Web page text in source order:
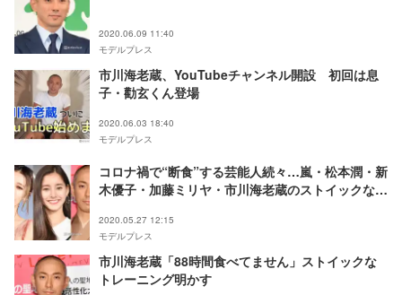
2020.06.09 11:40
モデルプレス
市川海老蔵、YouTubeチャンネル開設 初回は息
子・勸玄くん登場
2020.06.03 18:40
モデルプレス
コロナ禍で“断食”する芸能人続々…嵐・松本潤・新
木優子・加藤ミリヤ・市川海老蔵のストイックな姿
2020.05.27 12:15
モデルプレス
市川海老蔵「88時間食べてません」ストイックな
トレーニング明かす